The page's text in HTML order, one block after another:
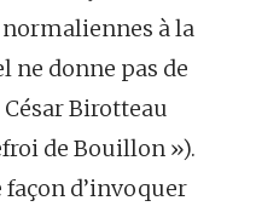
normaliennes à la
ne donne pas de
Birotteau
de Bouillon »).
façon d’invoquer